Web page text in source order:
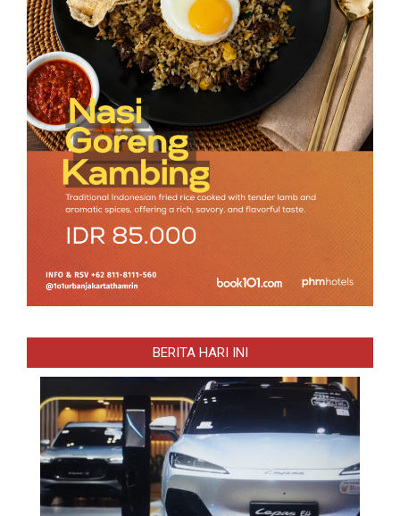
BERITA HARI INI